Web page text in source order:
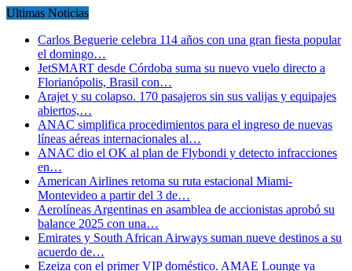
Ultimas Noticias
Carlos Beguerie celebra 114 años con una gran fiesta popular
el domingo…
JetSMART desde Córdoba suma su nuevo vuelo directo a
Florianópolis, Brasil con…
Arajet y su colapso. 170 pasajeros sin sus valijas y equipajes
abiertos,…
ANAC simplifica procedimientos para el ingreso de nuevas
líneas aéreas internacionales al…
ANAC dio el OK al plan de Flybondi y detecto infracciones
en…
American Airlines retoma su ruta estacional Miami-
Montevideo a partir del 3 de…
Aerolíneas Argentinas en asamblea de accionistas aprobó su
balance 2025 con una…
Emirates y South African Airways suman nueve destinos a su
acuerdo de…
Ezeiza con el primer VIP doméstico. AMAE Lounge ya